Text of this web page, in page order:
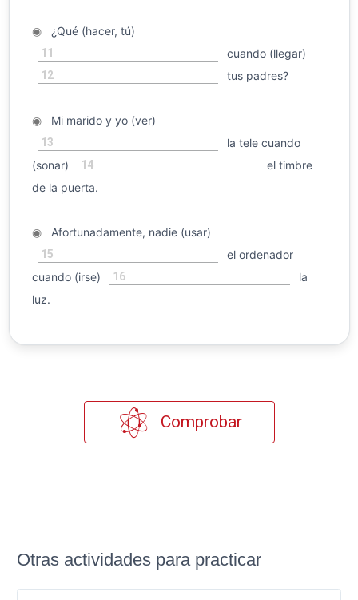
◉¿Qué (hacer, tú)
11 cuando (llegar)
12 tus padres?
◉Mi marido y yo (ver)
13
la tele cuando
(sonar)
14
el timbre
de la puerta.
◉Afortunadamente, nadie (usar)
15
el ordenador
cuando (irse)
16
la
luz.
Comprobar
Otras actividades para practicar